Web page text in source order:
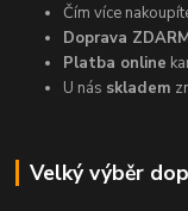
Čím více
Doprava
Platba online
U nás skladem
Velký výběr